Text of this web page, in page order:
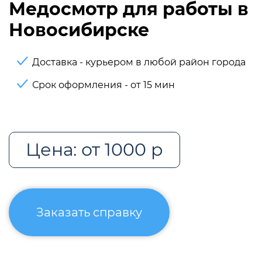
Медосмотр для работы в
Новосибирске
Доставка - курьером в любой район города
Срок оформления - от 15 мин
Цена: от 1000 р
Заказать справку